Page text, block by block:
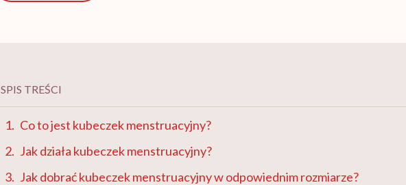
SPIS TREŚCI
Co to jest kubeczek menstruacyjny?
Jak działa kubeczek menstruacyjny?
Jak dobrać kubeczek menstruacyjny w odpowiednim rozmiarze?